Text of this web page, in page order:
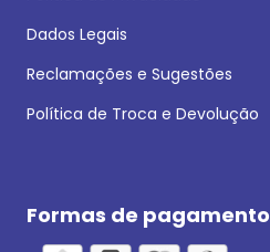
Dados Legais
Reclamações e Sugestões
Política de Troca e Devolução
Formas de pagamento